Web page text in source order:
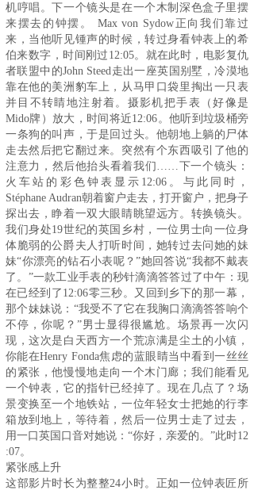
机哼唱。下一个镜头是在一个木制深色盒子里摆
来摆去的钟摆。 Max von Sydow正向我们靠过
来，当他听见锺声的时候，转过身看钟表上的希
伯来数字，时间刚过12:05。就在此时，电影复仇
者联盟中的John Steed走出一座英国别墅，冷漠地
靠在他的美洲豹车上，从马甲口袋里掏出一只表
并目不转睛地注射着。摄影机把手表（好像是
Mido牌）放大，时间将近12:06。他听到垃圾桶旁
一条狗的叫声，于是回过头。他朝地上躺的尸体
走去然后把它翻过来。突然有个东西吸引了他的
注意力，然后他抬头看着我们……下一个镜头：
火车站的彩色钟表显示12:06。与此同时，
Stéphane Audran朝着窗户走去，打开窗户，把身子
探出去，睁着一双大眼睛眺望远方。转换镜头。
我们身处19世纪的英国乡村，一位男士向一位身
体脆弱的公爵夫人打听时间，她转过去问她的妹
妹“你漂亮的钻石小表呢？”她回答说“我都不戴表
了。”一款工业手表的秒针滴滴答答过了中午：现
在已经到了12:06零三秒。又回到乡下的那一幕，
那个妹妹说：“我受不了它在我胸口滴滴答答响个
不停，你呢？”男士显得很尴尬。场景再一次闪
现，这次是白天西方一个荒凉满是尘土的小镇，
你能在Henry Fonda焦虑的蓝眼睛当中看到一丝丝
的紧张，他慢慢地走向一个木门廊；我们能看见
一个钟表，它的指针已经掉了。现在几点了？场
景变换至一个地铁站，一位年轻女士把她的行李
箱放到地上，等待着，然后一位男士走了过去，
用一口英国口音对她说：“你好，亲爱的。”此时12
:07。
紧张感上升
这部影片时长为整整24小时。正如一位钟表匠所